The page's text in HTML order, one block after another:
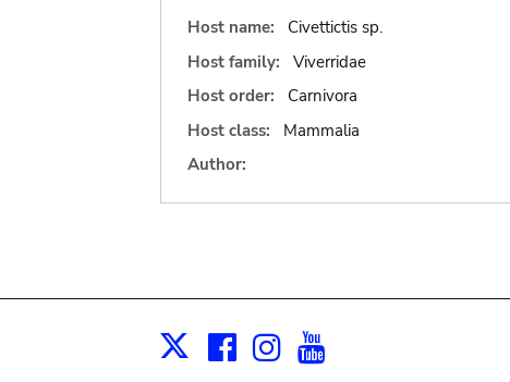
Host name:
Civettictis sp.
Host family:
Viverridae
Host order:
Carnivora
Host class:
Mammalia
Author:
X Facebook
Instagram